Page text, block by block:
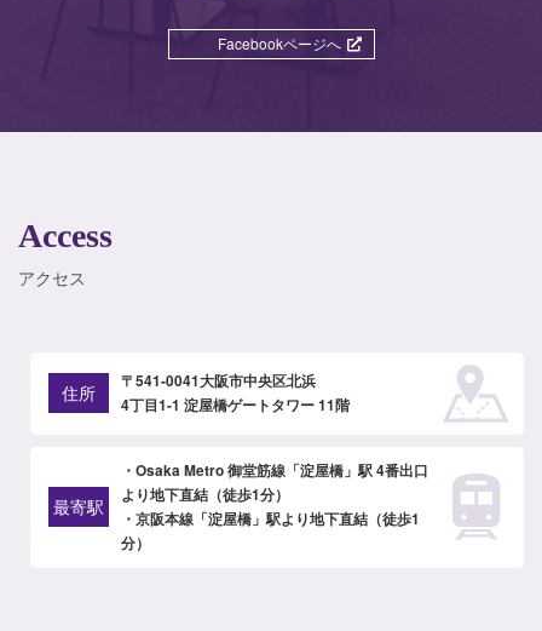
Facebookページへ
Access
アクセス
住所
〒541-0041大阪市中央区北浜
4丁目1-1 淀屋橋ゲートタワー 11階
最寄駅
・Osaka Metro 御堂筋線「淀屋橋」駅 4番出口
より地下直結（徒歩1分）
・京阪本線「淀屋橋」駅より地下直結（徒歩1
分）